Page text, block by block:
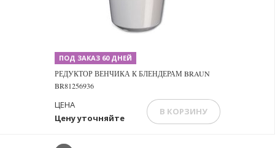
ПОД ЗАКАЗ 60 ДНЕЙ
РЕДУКТОР ВЕНЧИКА К БЛЕНДЕРАМ BRAUN
BR81256936
Цену уточняйте
ЦЕНА
В КОРЗИНУ